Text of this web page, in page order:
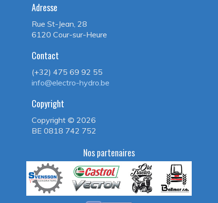
Adresse
Rue St-Jean, 28
6120 Cour-sur-Heure
Contact
(+32) 475 69 92 55
info@electro-hydro.be
Copyright
Copyright © 2026
BE 0818 742 752
Nos partenaires